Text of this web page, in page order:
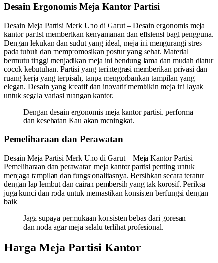
Desain Ergonomis Meja Kantor Partisi
Desain Meja Partisi Merk Uno di Garut – Desain ergonomis meja
kantor partisi memberikan kenyamanan dan efisiensi bagi pengguna.
Dengan lekukan dan sudut yang ideal, meja ini mengurangi stres
pada tubuh dan mempromosikan postur yang sehat. Material
bermutu tinggi menjadikan meja ini bendung lama dan mudah diatur
cocok kebutuhan. Partisi yang terintegrasi memberikan privasi dan
ruang kerja yang terpisah, tanpa mengorbankan tampilan yang
elegan. Desain yang kreatif dan inovatif membikin meja ini layak
untuk segala variasi ruangan kantor.
Dengan desain ergonomis meja kantor partisi, performa
dan kesehatan Kau akan meningkat.
Pemeliharaan dan Perawatan
Desain Meja Partisi Merk Uno di Garut – Meja Kantor Partisi
Pemeliharaan dan perawatan meja kantor partisi penting untuk
menjaga tampilan dan fungsionalitasnya. Bersihkan secara teratur
dengan lap lembut dan cairan pembersih yang tak korosif. Periksa
juga kunci dan roda untuk memastikan konsisten berfungsi dengan
baik.
Jaga supaya permukaan konsisten bebas dari goresan
dan noda agar meja selalu terlihat profesional.
Harga Meja Partisi Kantor